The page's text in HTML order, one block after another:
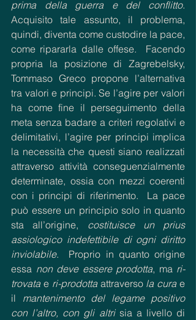
prima della guerra e del conflitto.
Acquisito tale assunto, il problema,
quindi, diventa come custodire la pace,
come ripararla dalle offese.  Facendo
propria la posizione di Zagrebelsky,
Tommaso Greco propone l’alternativa
tra valori e principi. Se l’agire per valori
ha come fine il perseguimento della
meta senza badare a criteri regolativi e
delimitativi, l’agire per principi implica
la necessità che questi siano realizzati
attraverso attività conseguenzialmente
determinate, ossia con mezzi coerenti
con i principi di riferimento.  La pace
può essere un principio solo in quanto
sta all’origine, costituisce un prius
assiologico indefettibile di ogni diritto
inviolabile.  Proprio in quanto origine
essa non deve essere prodotta, ma ri-
trovata e ri-prodotta attraverso la cura e
il mantenimento del legame positivo
con l’altro, con gli altri sia a livello di